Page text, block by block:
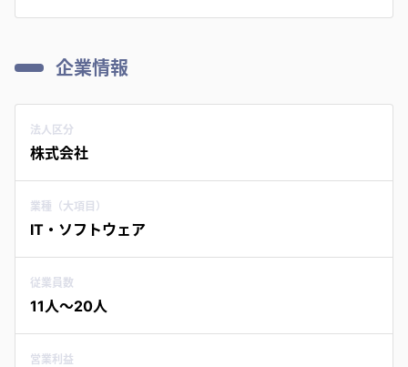
企業情報
法人区分
株式会社
業種（大項目）
IT・ソフトウェア
従業員数
11人〜20人
営業利益